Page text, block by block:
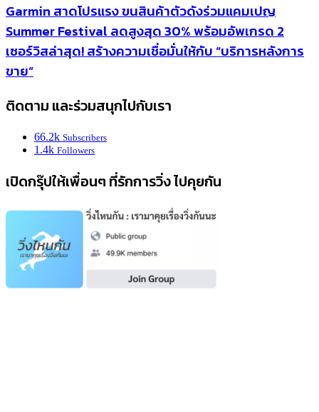
Garmin สาดโปรแรง ขนสินค้าตัวดังร่วมแคมเปญ
Summer Festival ลดสูงสุด 30% พร้อมอัพเกรด 2
เซอร์วิสล่าสุด! สร้างความเชื่อมั่นให้กับ “บริการหลังการ
ขาย”
ติดตาม และร่วมสนุกไปกับเรา
66.2k Subscribers
1.4k Followers
เปิดกรุ๊ปให้เพื่อนๆ ที่รักการวิ่ง ไปคุยกัน